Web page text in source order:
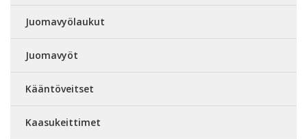
Juomavyölaukut
Juomavyöt
Kääntöveitset
Kaasukeittimet